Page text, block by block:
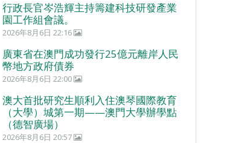
行政長官岑浩輝主持籌建科技研發產業
園工作組會議。
2026年8月6日 22:16
廣東省在澳門成功發行25億元離岸人民
幣地方政府債券
2026年8月6日 22:00
澳大首批研究生順利入住澳琴國際教育
（大學）城第一期——澳門大學辦學點
（德智廣場）
2026年8月6日 20:57